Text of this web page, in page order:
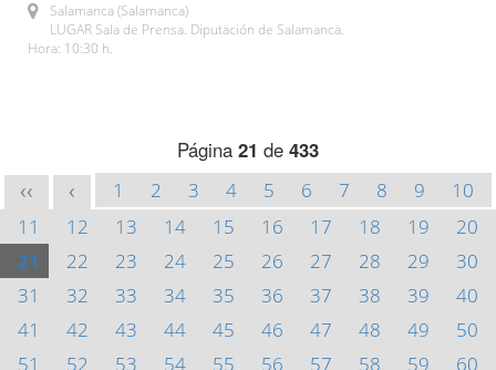
Salamanca (Salamanca)
LUGAR Sala de Prensa. Diputación de Salamanca.
Hora: 10:30 h.
Página 21 de 433
<< < 1 2 3 4 5 6 7 8 9
10
11
12 13 14 15 16 17 18 19
20
21
22 23 24 25 26 27 28 29
30
31
32 33 34 35 36 37 38 39
40
41
42 43 44 45 46 47 48 49
50
51
52 53 54 55 56 57 58 59
60